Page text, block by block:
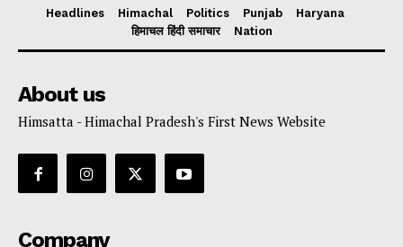
Headlines Himachal Politics Punjab
Haryana
हिमाचल हिंदी समाचार
Nation
About us
Himsatta - Himachal Pradesh's First News Website
Company